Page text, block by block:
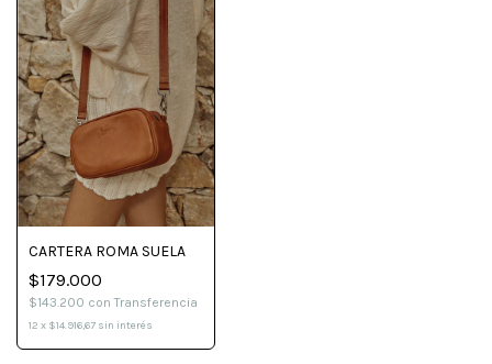
CARTERA ROMA SUELA
$179.000
$143.200 con Transferencia
12 x $14.916,67 sin interés